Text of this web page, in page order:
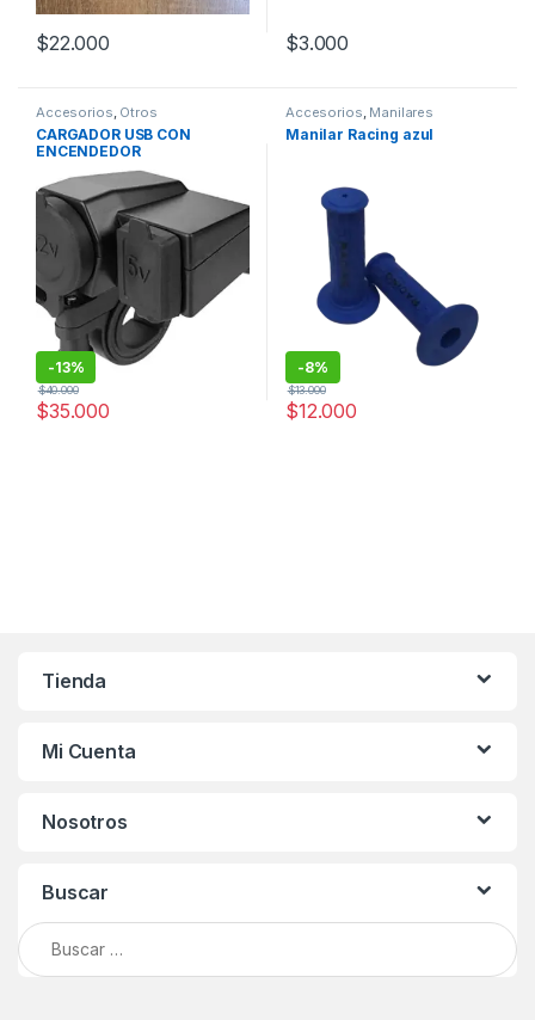
$22.000 $3.000
Accesorios, Otros
CARGADOR USB CON
ENCENDEDOR
-13%
$35.000
$40.000
Accesorios, Manilares
Manilar Racing azul
-8%
$12.000
$13.000
Tienda
Mi Cuenta
Nosotros
Buscar
Buscar: